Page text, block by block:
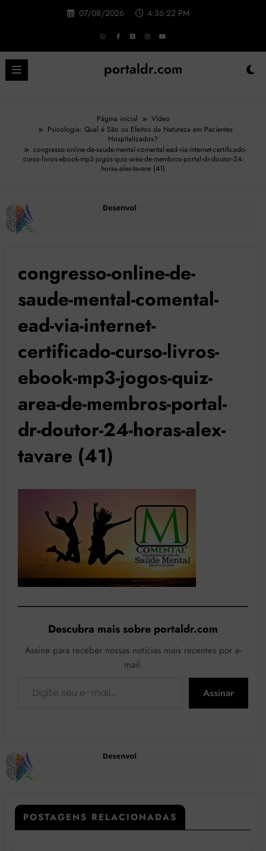
07/08/2026 4:36:23 PM
portaldr.com
Página inicial
Vídeo
Psicologia: Qual é São os Efeitos da Natureza em Pacientes
Hospitalizados?
congresso-online-de-saude-mental-comental-ead-via-internet-certificado-
curso-livros-ebook-mp3-jogos-quiz-area-de-membros-portal-dr-doutor-24-
horas-alex-tavare (41)
congresso-online-de-
saude-mental-comental-
ead-via-internet-
certificado-curso-livros-
ebook-mp3-jogos-quiz-
area-de-membros-portal-
dr-doutor-24-horas-alex-
tavare (41)
Descubra mais sobre portaldr.com
Assine para receber nossas notícias mais recentes por e-
mail.
Assinar
POSTAGENS RELACIONADAS